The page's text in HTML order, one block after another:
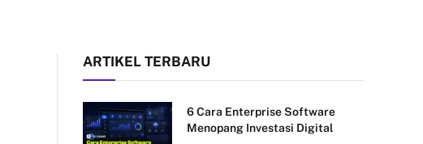
ARTIKEL TERBARU
6 Cara Enterprise Software
Menopang Investasi Digital